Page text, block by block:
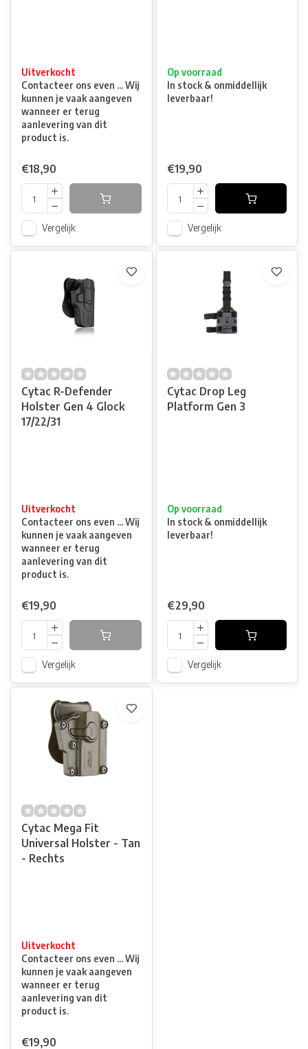
Uitverkocht
Contacteer ons even ... Wij
kunnen je vaak aangeven
wanneer er terug
aanlevering van dit
product is.
€18,90
Vergelijk
Op voorraad
In stock & onmiddellijk
leverbaar!
€19,90
Vergelijk
Cytac R-Defender
Holster Gen 4 Glock
17/22/31
Uitverkocht
Contacteer ons even ... Wij
kunnen je vaak aangeven
wanneer er terug
aanlevering van dit
product is.
€19,90
Vergelijk
Cytac Drop Leg
Platform Gen 3
Op voorraad
In stock & onmiddellijk
leverbaar!
€29,90
Vergelijk
Cytac Mega Fit
Universal Holster - Tan
- Rechts
Uitverkocht
Contacteer ons even ... Wij
kunnen je vaak aangeven
wanneer er terug
aanlevering van dit
product is.
€19,90